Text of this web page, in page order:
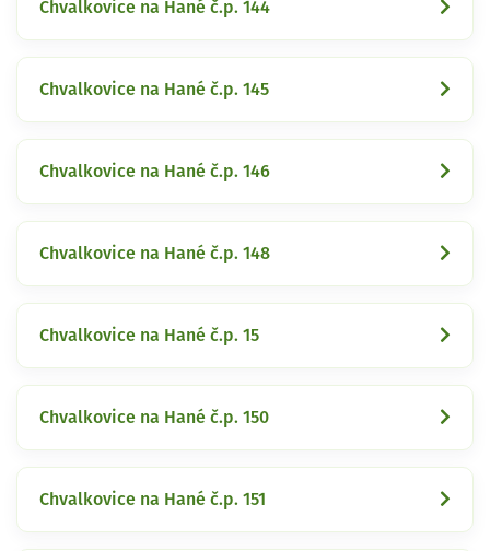
Chvalkovice na Hané č.p. 144
Chvalkovice na Hané č.p. 145
Chvalkovice na Hané č.p. 146
Chvalkovice na Hané č.p. 148
Chvalkovice na Hané č.p. 15
Chvalkovice na Hané č.p. 150
Chvalkovice na Hané č.p. 151